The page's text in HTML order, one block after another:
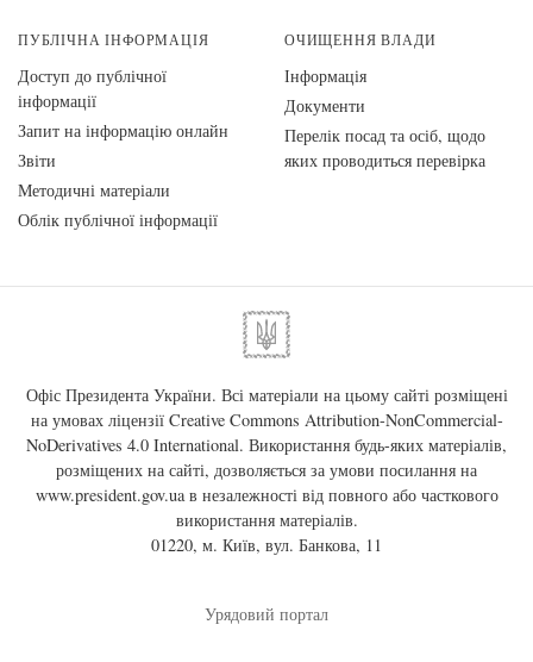
ПУБЛІЧНА ІНФОРМАЦІЯ
Доступ до публічної
інформації
Запит на інформацію онлайн
Звіти
Методичні матеріали
Облік публічної інформації
ОЧИЩЕННЯ ВЛАДИ
Інформація
Документи
Перелік посад та осіб, щодо
яких проводиться перевірка
Офіс Президента України. Всі матеріали на цьому сайті розміщені
на умовах ліцензії Creative Commons Attribution-NonCommercial-
NoDerivatives 4.0 International. Використання будь-яких матеріалів,
розміщених на сайті, дозволяється за умови посилання на
www.president.gov.uaв незалежності від повного або часткового
використання матеріалів.
01220, м. Київ, вул. Банкова, 11
Урядовий портал